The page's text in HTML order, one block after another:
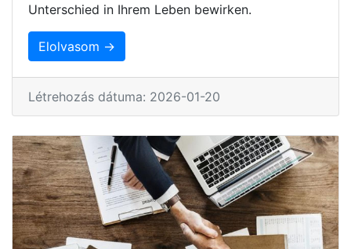
Unterschied in Ihrem Leben bewirken.
Elolvasom →
Létrehozás dátuma: 2026-01-20